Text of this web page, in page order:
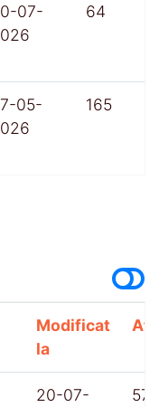
07-
64
05-
165
Modificat
la
20-07-
57